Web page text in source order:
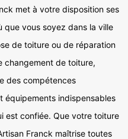
met à votre disposition ses
que vous soyez dans la ville
de toiture ou de réparation
changement de toiture,
des compétences
équipements indispensables
est confiée. Que votre toiture
Franck maîtrise toutes